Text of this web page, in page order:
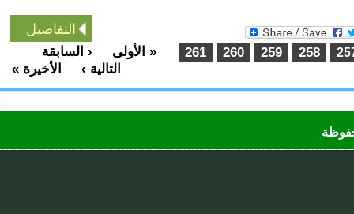
التفاصيل
« الأولى ‹ السابقة 258
259
260
261
التالية › الأخيرة »